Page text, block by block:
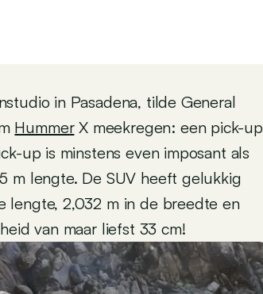
in Pasadena, tilde General
HummerX meekregen: een pick-up
up is minstens even imposant als
m lengte. De SUV heeft gelukkig
lengte, 2,032 m in de breedte en
van maar liefst 33 cm!